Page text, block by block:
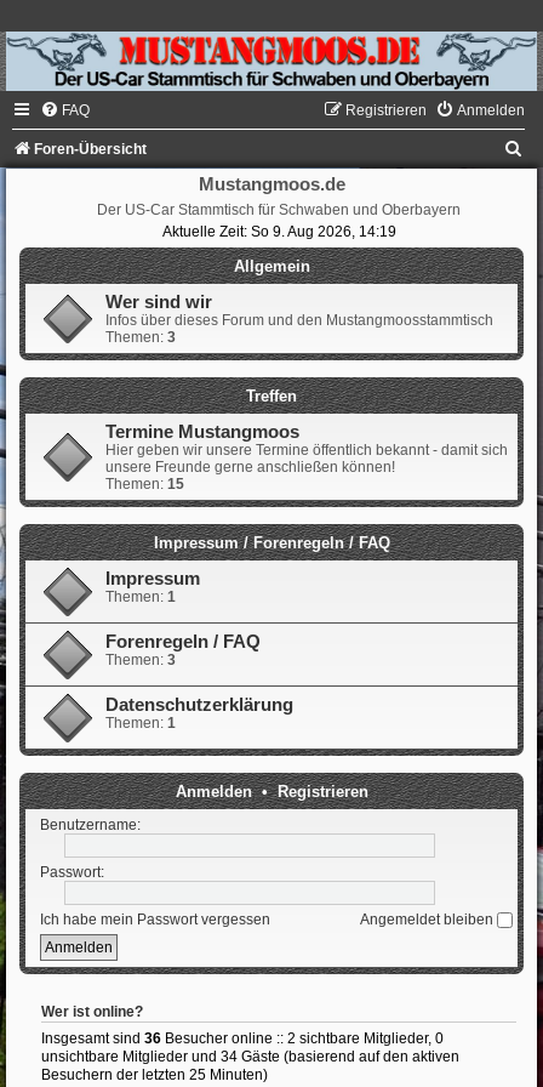
FAQ Anmelden
Registrieren
Foren-Übersicht
Mustangmoos.de
Der US-Car Stammtisch für Schwaben und Oberbayern
Aktuelle Zeit: So 9. Aug 2026, 14:19
Allgemein
Wer sind wir
Infos über dieses Forum und den Mustangmoosstammtisch
Themen: 3
Treffen
Termine Mustangmoos
Hier geben wir unsere Termine öffentlich bekannt - damit sich
unsere Freunde gerne anschließen können!
Themen: 15
Impressum / Forenregeln / FAQ
Impressum
Themen: 1
Forenregeln / FAQ
Themen: 3
Datenschutzerklärung
Themen: 1
Anmelden•Registrieren
Benutzername:
Passwort:
Ich habe mein Passwort vergessen Angemeldet bleiben
Wer ist online?
Insgesamt sind 36 Besucher online :: 2 sichtbare Mitglieder, 0
unsichtbare Mitglieder und 34 Gäste (basierend auf den aktiven
Besuchern der letzten 25 Minuten)